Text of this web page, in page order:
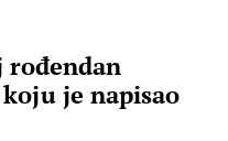
rođendan
je napisao